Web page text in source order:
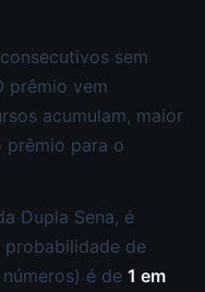
sem
prêmio vem
acumulam, maior
prêmio para o
Dupla Sena, é
probabilidade de
é de 1 em